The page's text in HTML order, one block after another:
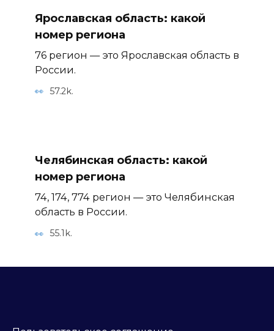
Ярославская область: какой
номер региона
76 регион — это Ярославская область в
России.
57.2k.
Челябинская область: какой
номер региона
74, 174, 774 регион — это Челябинская
область в России.
55.1k.